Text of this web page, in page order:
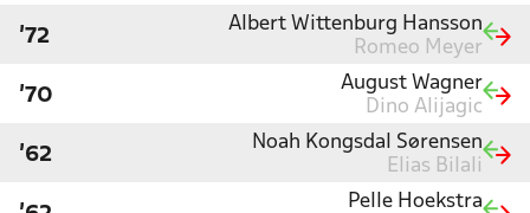
'72
Albert Wittenburg Hansson
Romeo Meyer
'70
August Wagner
Dino Alijagic
'62
Noah Kongsdal Sørensen
Elias Bilali
Pelle Hoekstra